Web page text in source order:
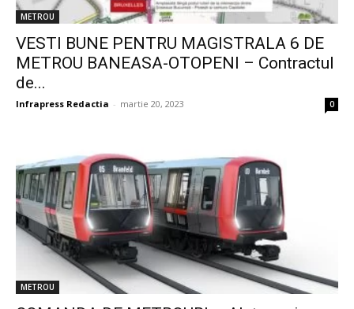
METROU
VESTI BUNE PENTRU MAGISTRALA 6 DE
METROU BANEASA-OTOPENI – Contractul
de...
Infrapress Redactia - martie 20, 2023 0
METROU